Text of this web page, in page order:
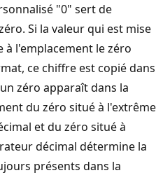
"0" sert de
Si la valeur qui est mise
l'emplacement le zéro
ce chiffre est copié dans
zéro apparaît dans la
du zéro situé à l'extrême
et du zéro situé à
décimal détermine la
présents dans la